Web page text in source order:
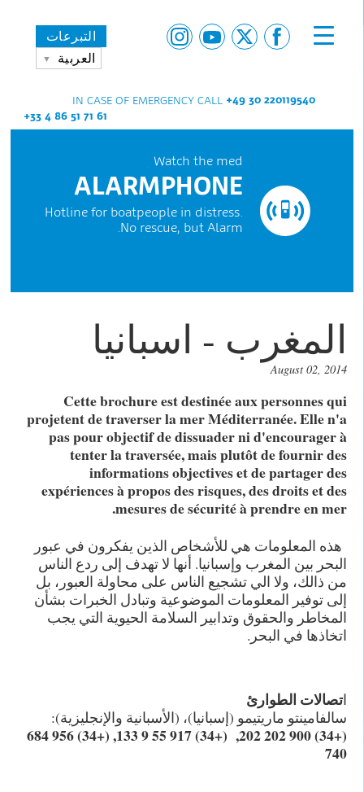
التبرعات
العربية
IN CASE OF EMERGENCY CALL +49 30 220119540
+33 4 86 51 71 61
Watch the med
ALARMPHONE
Hotline for boatpeople in distress.
No rescue, but Alarm.
المغرب - اسبانيا
August 02, 2014
Cette brochure est destinée aux personnes qui
projetent de traverser la mer Méditerranée. Elle n'a
pas pour objectif de dissuader ni d'encourager à
tenter la traversée, mais plutôt de fournir des
informations objectives et de partager des
expériences à propos des risques, des droits et des
mesures de sécurité à prendre en mer.
هذه المعلومات هي للأشخاص الذين يفكرون في عبور
البحر بين المغرب وإسبانيا. أنها لا تهدف إلى ردع الناس
من ذالك، ولا الي تشجيع الناس على محاولة العبور، بل
إلى توفير المعلومات الموضوعية وتبادل الخبرات بشأن
المخاطر والحقوق وتدابير السلامة الحيوية التي يجب
اتخاذها في البحر.
اتصالات الطوارئ
سالفامينتو ماريتيمو (إسبانيا)، (الأسبانية والإنجليزية):
(+34) 900 202 202, (+34) 917 55 9 133, (+34) 956 684
740